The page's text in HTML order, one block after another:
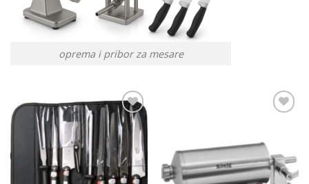
oprema i pribor za mesare
Add to
Wishlist
Add to
Wishlist